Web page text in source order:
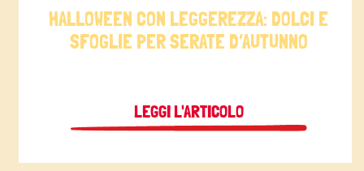
HALLOWEEN CON LEGGEREZZA: DOLCI E
SFOGLIE PER SERATE D’AUTUNNO
LEGGI L'ARTICOLO